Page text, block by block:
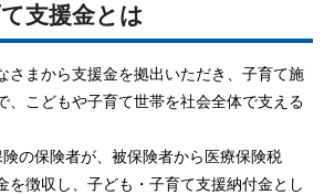
支援金とは
さまから支援金を拠出いただき、子育て施
、こどもや子育て世帯を社会全体で支える
の保険者が、被保険者から医療保険税
を徴収し、子ども・子育て支援納付金とし